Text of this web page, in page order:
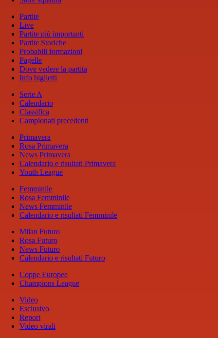
Partite
Live
Partite più importanti
Partite Storiche
Probabili formazioni
Pagelle
Dove vedere la partita
Info biglietti
Serie A
Calendario
Classifica
Campionati precedenti
Primavera
Rosa Primavera
News Primavera
Calendario e risultati Primavera
Youth League
Femminile
Rosa Femminile
News Femminile
Calendario e risultati Femminile
Milan Futuro
Rosa Futuro
News Futuro
Calendario e risultati Futuro
Coppe Europee
Champions League
Video
Esclusivo
Report
Video virali